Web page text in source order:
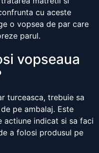
cu aceste
o vopsea de par care
parul.
vopseaua
turceasca, trebuie sa
pe ambalaj. Este
indicat si sa faci
a folosi produsul pe